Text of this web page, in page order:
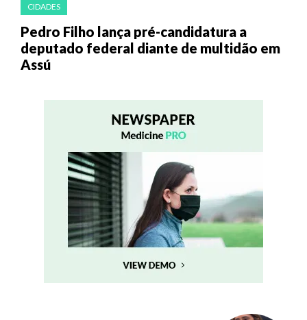
CIDADES
Pedro Filho lança pré-candidatura a
deputado federal diante de multidão em
Assú